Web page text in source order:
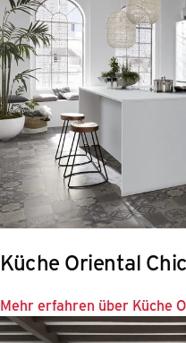
Küche Oriental Chic
Mehr erfahren über Küche